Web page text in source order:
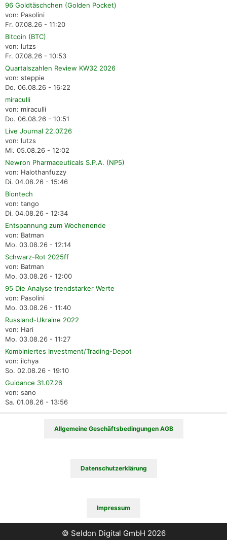
96 Goldtäschchen (Golden Pocket)
von: Pasolini
Fr. 07.08.26 - 11:20
Bitcoin (BTC)
von: lutzs
Fr. 07.08.26 - 10:53
Quartalszahlen Review KW32 2026
von: steppie
Do. 06.08.26 - 16:22
miraculli
von: miraculli
Do. 06.08.26 - 10:51
Live Journal 22.07.26
von: lutzs
Mi. 05.08.26 - 12:02
Newron Pharmaceuticals S.P.A. (NP5)
von: Halothanfuzzy
Di. 04.08.26 - 15:46
Biontech
von: tango
Di. 04.08.26 - 12:34
Entspannung zum Wochenende
von: Batman
Mo. 03.08.26 - 12:14
Schwarz-Rot 2025ff
von: Batman
Mo. 03.08.26 - 12:00
95 Die Analyse trendstarker Werte
von: Pasolini
Mo. 03.08.26 - 11:40
Russland-Ukraine 2022
von: Hari
Mo. 03.08.26 - 11:27
Kombiniertes Investment/Trading-Depot
von: ilchya
So. 02.08.26 - 19:10
Guidance 31.07.26
von: sano
Sa. 01.08.26 - 13:56
Allgemeine Geschäftsbedingungen AGB
Datenschutzerklärung
Impressum
© Seldon Digital GmbH 2026